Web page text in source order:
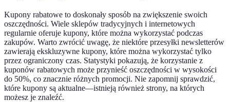
Kupony rabatowe to doskonały sposób na zwiększenie swoich
oszczędności. Wiele sklepów tradycyjnych i internetowych
regularnie oferuje kupony, które można wykorzystać podczas
zakupów. Warto zwrócić uwagę, że niektóre przesyłki newsletterów
zawierają ekskluzywne kupony, które można wykorzystać tylko
przez ograniczony czas. Statystyki pokazują, że korzystanie z
kuponów rabatowych może przynieść oszczędności w wysokości
do 50%, co znacznie różnych promocji. Nie zapomnij sprawdzić,
które kupony są aktualne—istnieją również strony, na których
możesz je znaleźć.